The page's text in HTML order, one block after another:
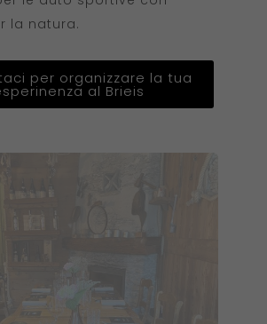
la natura.
per organizzare la tua
al Brieis